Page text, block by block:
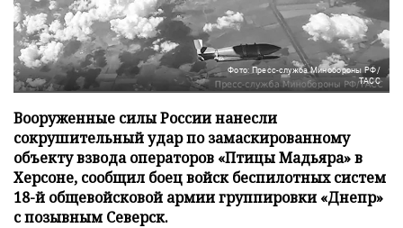
Фото: Пресс-служба Минобороны РФ/
ТАСС
Вооруженные силы России нанесли
сокрушительный удар по замаскированному
объекту взвода операторов «Птицы Мадьяра» в
Херсоне, сообщил боец войск беспилотных систем
18-й общевойсковой армии группировки «Днепр»
с позывным Северск.